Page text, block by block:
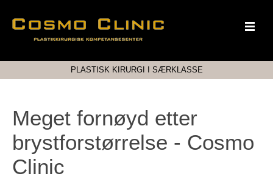
PLASTISK KIRURGI I SÆRKLASSE
Meget fornøyd etter
brystforstørrelse - Cosmo
Clinic